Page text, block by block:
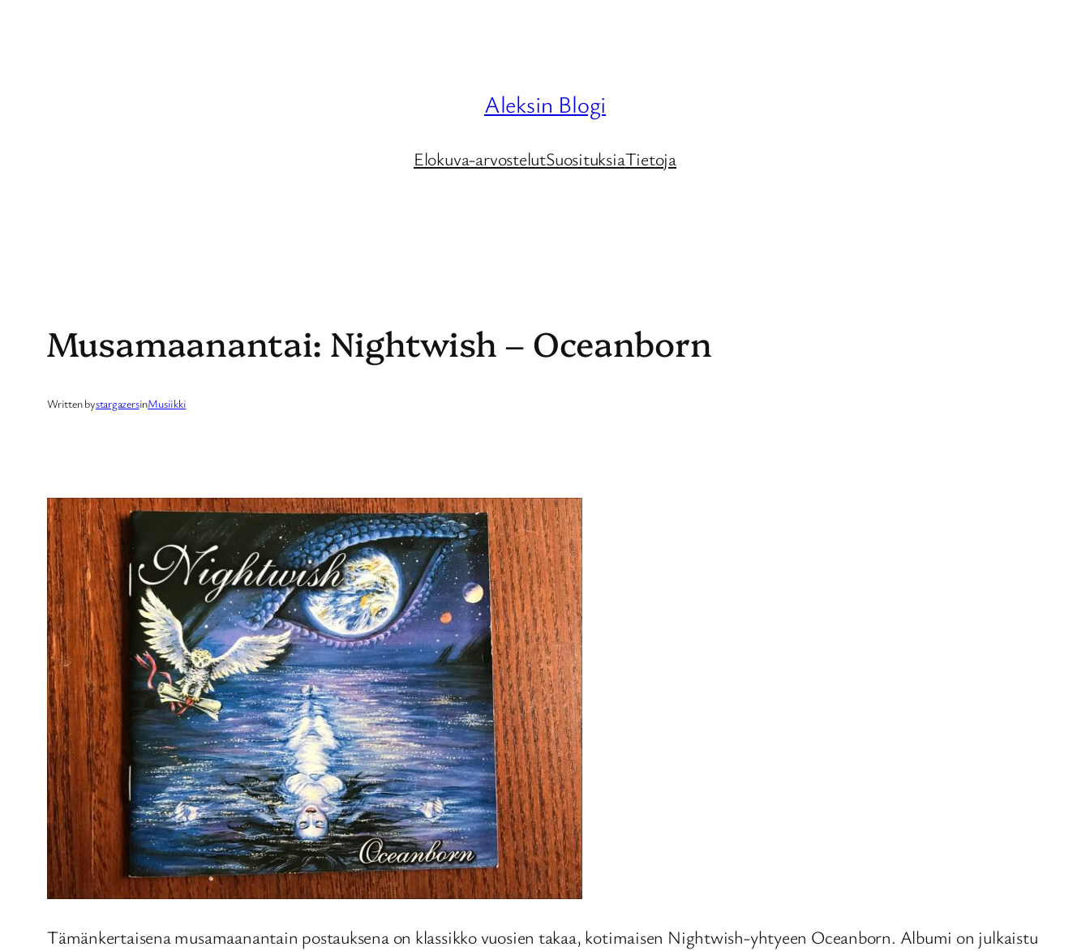
Aleksin Blogi
Elokuva-arvostelutSuosituksiaTietoja
Musamaanantai: Nightwish – Oceanborn
Written bystargazersinMusiikki
Tämänkertaisena musamaanantain postauksena on klassikko vuosien takaa, kotimaisen Nightwish-yhtyeen Oceanborn. Albumi on julkaistu